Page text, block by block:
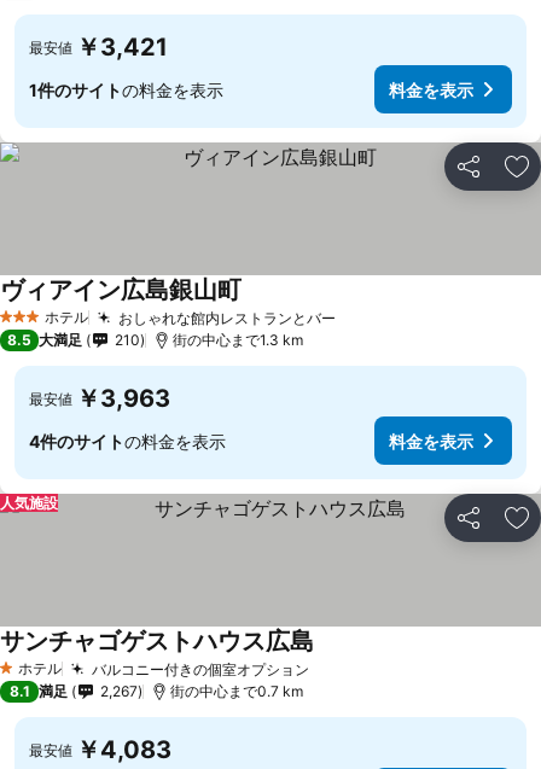
最安値 ￥3,421
1件のサイトの料金を表示 料金を表示
シェア お
3 ホテルのランク
ホテル おしゃれな館内レストランとバー
ヴィアイン広島銀山町
8.5 大満足 210 街の中心まで1.3 km
最安値 ￥3,963
4件のサイトの料金を表示 料金を表示
シェア お
人気施設
1 ホテルのランク
ホテル バルコニー付きの個室オプション
サンチャゴゲストハウス広島
8.1 満足 2,267 街の中心まで0.7 km
最安値 ￥4,083